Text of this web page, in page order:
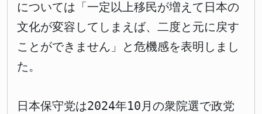
については「一定以上移民が増えて日本の
文化が変容してしまえば、二度と元に戻す
ことができません」と危機感を表明しまし
た。
日本保守党は2024年10月の衆院選で政党